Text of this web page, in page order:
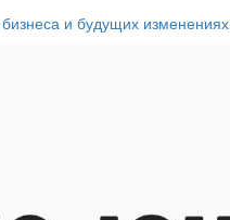
и будущих изменениях